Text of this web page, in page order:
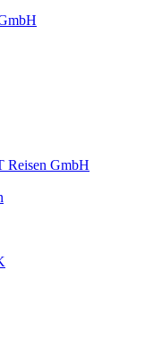
Reisen GmbH